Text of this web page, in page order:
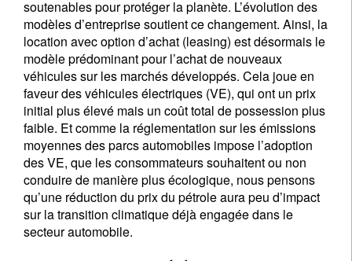
soutenables pour protéger la planète. L’évolution des
modèles d’entreprise soutient ce changement. Ainsi, la
location avec option d’achat (leasing) est désormais le
modèle prédominant pour l’achat de nouveaux
véhicules sur les marchés développés. Cela joue en
faveur des véhicules électriques (VE), qui ont un prix
initial plus élevé mais un coût total de possession plus
faible. Et comme la réglementation sur les émissions
moyennes des parcs automobiles impose l’adoption
des VE, que les consommateurs souhaitent ou non
conduire de manière plus écologique, nous pensons
qu’une réduction du prix du pétrole aura peu d’impact
sur la transition climatique déjà engagée dans le
secteur automobile.
S'inscrire à la newsletter
Email
Title First Name